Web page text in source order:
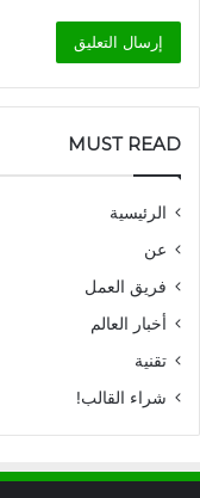
MUST READ
الرئيسية
عن
فريق العمل
أخبار العالم
تقنية
شراء القالب!